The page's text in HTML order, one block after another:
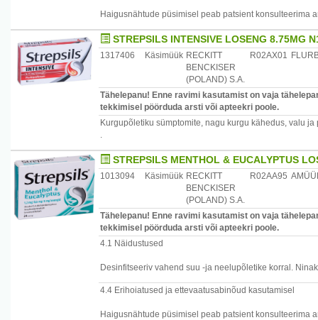
Päritoluriik: Saksamaa
Maaletooja: AS Sirowa Tallinn, Salve 2c, 11612 Tallinn
Haigusnähtude püsimisel peab patsient konsulteerima
STREPSILS INTENSIVE LOSENG 8.75MG
1317406 Käsimüük RECKITT
BENCKISER
(POLAND) S.A.
R02AX01
Tähelepanu! Enne ravimi kasutamist on vaja
tekkimisel pöörduda arsti või apteekri poole.
Kurgupõletiku sümptomite, nagu kurgu kähedus, valu
.
STREPSILS MENTHOL & EUCALYPTUS
1013094 Käsimüük RECKITT
BENCKISER
(POLAND) S.A.
R02AA95
Tähelepanu! Enne ravimi kasutamist on vaja
tekkimisel pöörduda arsti või apteekri poole.
4.1 Näidustused
Desinfitseeriv vahend suu -ja neelupõletike korral.
4.4 Erihoiatused ja ettevaatusabinõud kasutamisel
Haigusnähtude püsimisel peab patsient konsulteerima